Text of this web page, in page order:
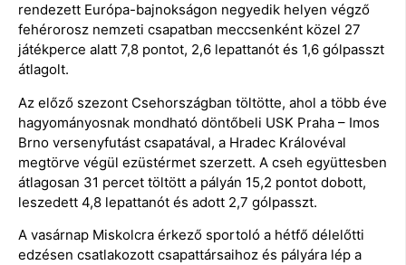
rendezett Európa-bajnokságon negyedik helyen végző
fehérorosz nemzeti csapatban meccsenként közel 27
játékperce alatt 7,8 pontot, 2,6 lepattanót és 1,6 gólpasszt
átlagolt.
Az előző szezont Csehországban töltötte, ahol a több éve
hagyományosnak mondható döntőbeli USK Praha – Imos
Brno versenyfutást csapatával, a Hradec Královéval
megtörve végül ezüstérmet szerzett. A cseh együttesben
átlagosan 31 percet töltött a pályán 15,2 pontot dobott,
leszedett 4,8 lepattanót és adott 2,7 gólpasszt.
A vasárnap Miskolcra érkező sportoló a hétfő délelőtti
edzésen csatlakozott csapattársaihoz és pályára lép a